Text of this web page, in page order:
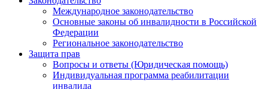
Международное законодательство
Основные законы об инвалидности в Российской
Федерации
Региональное законодательство
Защита прав
Вопросы и ответы (Юридическая помощь)
Индивидуальная программа реабилитации
инвалида